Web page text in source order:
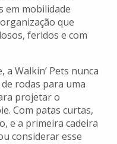
em mobilidade
que
feridos e com
a Walkin’ Pets nunca
rodas para uma
projetar o
Com patas curtas,
e a primeira cadeira
considerar esse